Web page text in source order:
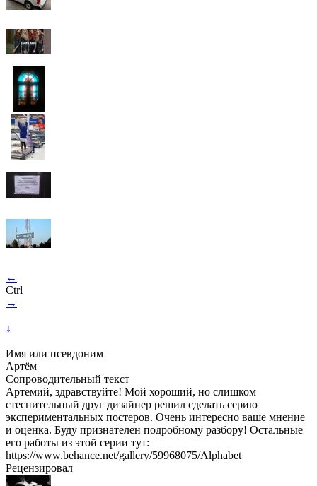
←
Ctrl
→
↓
Имя или псевдоним
Артём
Сопроводительный текст
Артемий, здравствуйте! Мой хороший, но слишком
стеснительный друг дизайнер решил сделать серию
экспериментальных постеров. Очень интересно ваше мнение
и оценка. Буду признателен подробному разбору! Остальные
его работы из этой серии тут:
https://www.behance.net/gallery/59968075/Alphabet
Рецензировал